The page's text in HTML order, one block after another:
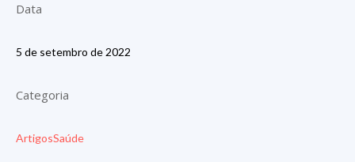
Data
5 de setembro de 2022
Categoria
ArtigosSaúde